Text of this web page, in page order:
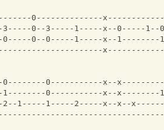
0--------------
0--3-----1-----x--0-----1--
0-----0--0-----1-----x--1--------
0--------0-----------x--
1--------0-----------x--x--------
2--1-----1-----2-----x--x--